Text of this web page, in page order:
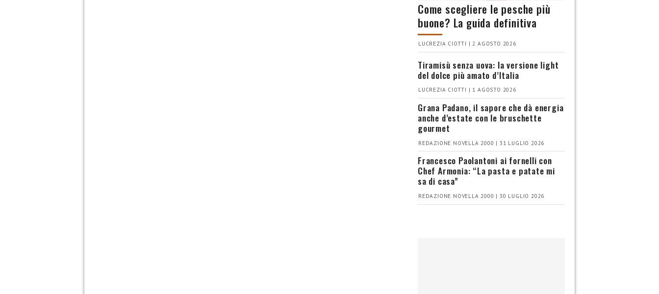
Come scegliere le pesche più
buone? La guida definitiva
LUCREZIA CIOTTI | 2 AGOSTO 2026
Tiramisù senza uova: la versione light
del dolce più amato d’Italia
LUCREZIA CIOTTI | 1 AGOSTO 2026
Grana Padano, il sapore che dà energia
anche d’estate con le bruschette
gourmet
REDAZIONE NOVELLA 2000 | 31 LUGLIO 2026
Francesco Paolantoni ai fornelli con
Chef Armonia: “La pasta e patate mi
sa di casa”
REDAZIONE NOVELLA 2000 | 30 LUGLIO 2026